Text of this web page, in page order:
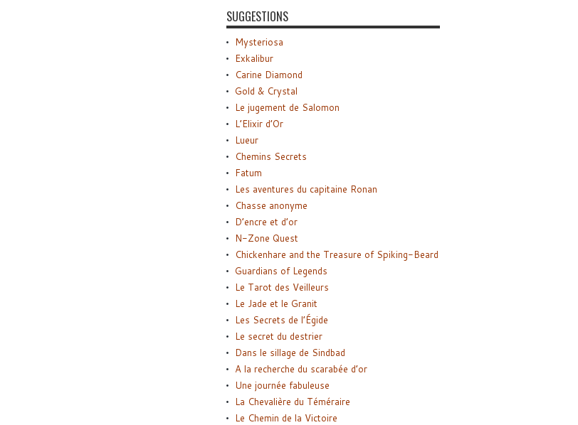
SUGGESTIONS
Mysteriosa
Exkalibur
Carine Diamond
Gold & Crystal
Le jugement de Salomon
L’Elixir d’Or
Lueur
Chemins Secrets
Fatum
Les aventures du capitaine Ronan
Chasse anonyme
D’encre et d’or
N-Zone Quest
Chickenhare and the Treasure of Spiking-Beard
Guardians of Legends
Le Tarot des Veilleurs
Le Jade et le Granit
Les Secrets de l’Égide
Le secret du destrier
Dans le sillage de Sindbad
A la recherche du scarabée d’or
Une journée fabuleuse
La Chevalière du Téméraire
Le Chemin de la Victoire